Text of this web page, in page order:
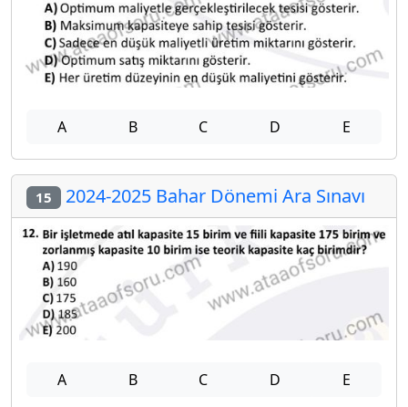
A B C D E
15 2024-2025 Bahar Dönemi Ara Sınavı
A B C D E